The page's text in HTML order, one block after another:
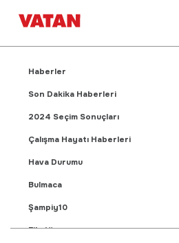
Haberler
Son Dakika Haberleri
2024 Seçim Sonuçları
Çalışma Hayatı Haberleri
Hava Durumu
Bulmaca
Şampiy10
Fikstür